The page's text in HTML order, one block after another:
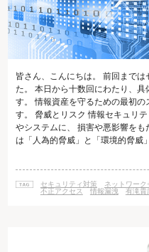
皆さん、こんにちは。 前回まで
た。 本日から十数回にわたり、
す。 情報資産を守るための最初
す。 脅威とリスク 情報セキュリ
やシステムに、 損害や悪影響を
は「人為的脅威」と「環境的脅威
に意図的な脅威のことをここで
ーターやシステムの脆弱性を悪用
報漏洩などの情報資産の損害をも
セキュリティ対策 ネットワーク
不正アクセス
情報漏洩 有滝貴